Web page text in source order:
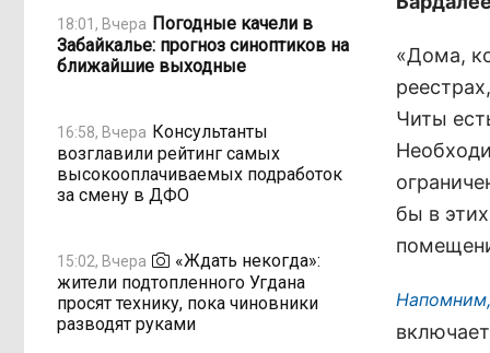
18:01, Вчера Погодные качели в
Забайкалье: прогноз синоптиков на
ближайшие выходные
16:58, Вчера Консультанты
возглавили рейтинг самых
высокооплачиваемых подработок
за смену в ДФО
15:02, Вчера
«Ждать некогда»:
жители подтопленного Угдана
просят технику, пока чиновники
разводят руками
«Дома,
Читы
бы в